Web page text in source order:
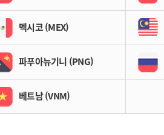
멕시코 (MEX)
파푸아뉴기니 (PNG)
베트남 (VNM)